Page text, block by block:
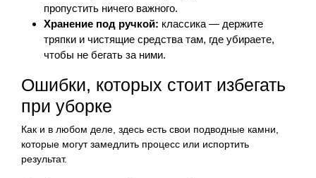
пропустить ничего важного.
Хранение под ручкой: классика — держите
тряпки и чистящие средства там, где убираете,
чтобы не бегать за ними.
Ошибки, которых стоит избегать
при уборке
Как и в любом деле, здесь есть свои подводные камни,
которые могут замедлить процесс или испортить
результат.